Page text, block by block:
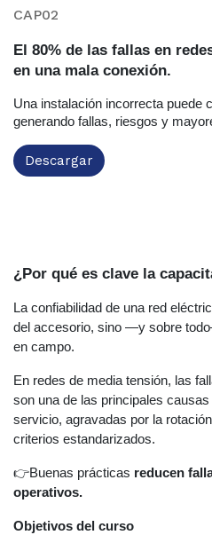
CAP02
El 80% de las fallas en
en una mala conexión.
Una instalación incorrecta puede
generando fallas, riesgos y
Descargar
¿Por qué es clave la
La confiabilidad de una red
del accesorio, sino —y sobre
en campo.
En redes de media tensión, las
son una de las principales
servicio, agravadas por la
criterios estandarizados.
👉Buenas prácticas reducen
operativos.
Objetivos del curso